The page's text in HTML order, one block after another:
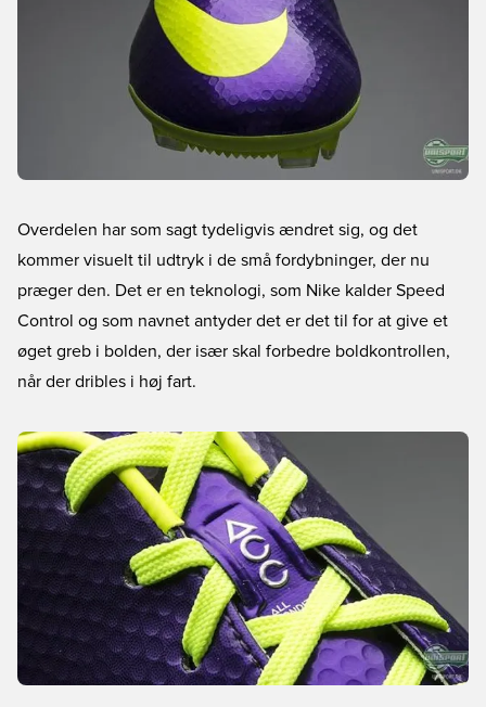
Overdelen har som sagt tydeligvis ændret sig, og det
kommer visuelt til udtryk i de små fordybninger, der nu
præger den. Det er en teknologi, som Nike kalder Speed
Control og som navnet antyder det er det til for at give et
øget greb i bolden, der især skal forbedre boldkontrollen,
når der dribles i høj fart.